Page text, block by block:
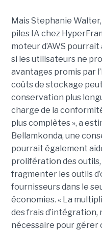
Mais Stephanie
piles IA chez
moteur d’AWS
si les utilisateurs ne
avantages promis par
coûts de stockage
conservation plus
charge de la
plus complètes », a
Bellamkonda, une
pourrait également
prolifération des
fragmenter les outils
fournisseurs dans le
économies. « La
des frais d’intégration,
nécessaire pour gérer